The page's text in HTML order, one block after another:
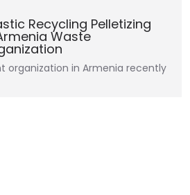
Recycling Pelletizing
Waste
organization in Armenia recently